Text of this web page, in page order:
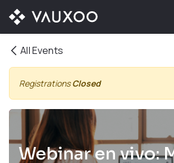
Skip to Content
All Events
RegistrationsClosed
Webinar en vivo: